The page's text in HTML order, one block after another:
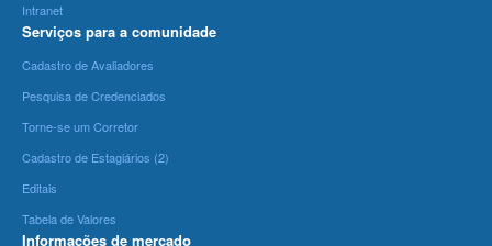
Intranet
Serviços para a comunidade
Cadastro de Avaliadores
Pesquisa de Credenciados
Torne-se um Corretor
Cadastro de Estagiários (2)
Editais
Tabela de Valores
Informações de mercado